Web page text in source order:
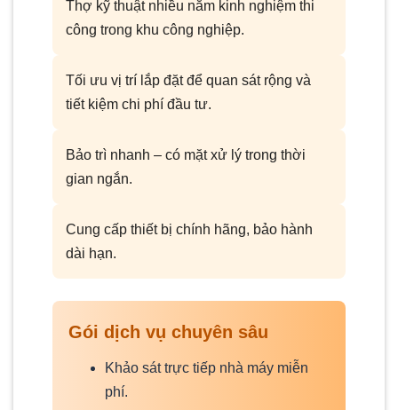
Thợ kỹ thuật nhiều năm kinh nghiệm thi
công trong khu công nghiệp.
Tối ưu vị trí lắp đặt để quan sát rộng và
tiết kiệm chi phí đầu tư.
Bảo trì nhanh – có mặt xử lý trong thời
gian ngắn.
Cung cấp thiết bị chính hãng, bảo hành
dài hạn.
Gói dịch vụ chuyên sâu
Khảo sát trực tiếp nhà máy miễn
phí.